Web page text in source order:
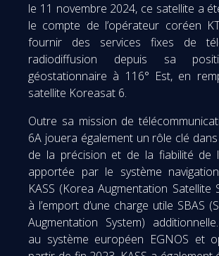
le 11 novembre 2024, ce satellite a
le compte de l’opérateur coréen
fournir des services fixes de
radiodiffusion depuis sa
géostationnaire à 116° Est, en
satellite Koreasat 6.
Outre sa mission de
6A jouera également un rôle clé dans
de la précision et de la fiabilité de
apportée par le système
KASS (Korea Augmentation Satellite
à l’emport d’une charge utile SBAS
Augmentation System)
au système européen EGNOS et